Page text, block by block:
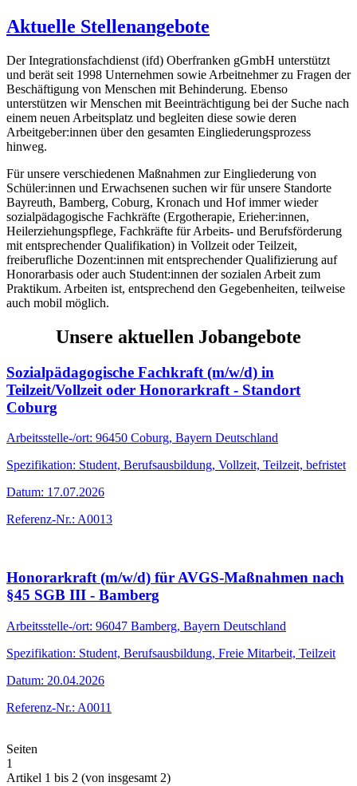
Aktuelle Stellenangebote
Der Integrationsfachdienst (ifd) Oberfranken gGmbH unterstützt
und berät seit 1998 Unternehmen sowie Arbeitnehmer zu Fragen der
Beschäftigung von Menschen mit Behinderung. Ebenso
unterstützen wir Menschen mit Beeinträchtigung bei der Suche nach
einem neuen Arbeitsplatz und begleiten diese sowie deren
Arbeitgeber:innen über den gesamten Eingliederungsprozess
hinweg.
Für unsere verschiedenen Maßnahmen zur Eingliederung von
Schüler:innen und Erwachsenen suchen wir für unsere Standorte
Bayreuth, Bamberg, Coburg, Kronach und Hof immer wieder
sozialpädagogische Fachkräfte (Ergotherapie, Erieher:innen,
Heilerziehungspflege, Fachkräfte für Arbeits- und Berufsförderung
mit entsprechender Qualifikation) in Vollzeit oder Teilzeit,
freiberufliche Dozent:innen mit entsprechender Qualifizierung auf
Honorarbasis oder auch Student:innen der sozialen Arbeit zum
Praktikum. Arbeiten ist, entsprechend den Gegebenheiten, teilweise
auch mobil möglich.
Unsere aktuellen Jobangebote
Sozialpädagogische Fachkraft (m/w/d) in
Teilzeit/Vollzeit oder Honorarkraft - Standort
Coburg
Arbeitsstelle-/ort: 96450 Coburg, Bayern Deutschland
Spezifikation: Student, Berufsausbildung, Vollzeit, Teilzeit, befristet
Datum: 17.07.2026
Referenz-Nr.: A0013
Honorarkraft (m/w/d) für AVGS-Maßnahmen nach
§45 SGB III - Bamberg
Arbeitsstelle-/ort: 96047 Bamberg, Bayern Deutschland
Spezifikation: Student, Berufsausbildung, Freie Mitarbeit, Teilzeit
Datum: 20.04.2026
Referenz-Nr.: A0011
Seiten
1
Artikel 1 bis 2 (von insgesamt 2)